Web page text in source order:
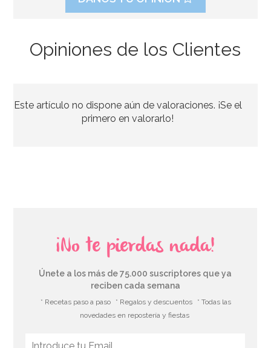
3,49€
Opiniones de los Clientes
Este artículo no dispone aún de valoraciones. ¡Se el
primero en valorarlo!
¡No te pierdas nada!
Únete a los más de 75.000 suscriptores que ya
reciben cada semana
* Recetas paso a paso * Regalos y descuentos
* Todas las
novedades en repostería y fiestas